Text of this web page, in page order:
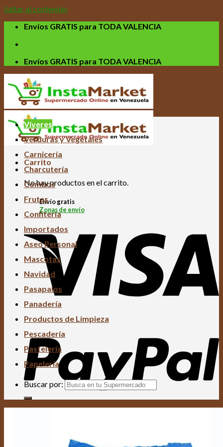
Saltar al contenido
Envíos GRATIS para TODA VALENCIA
Envíos GRATIS para TODA VALENCIA
Carrito
No hay productos en el carrito.
Envío gratis
Zonas de envío
Víveres
Verduras y Vegetales
Carnicería
Charcutería
Combos
Frutas
Confitería
Importados
Aseo Personal
Mascotas
Navidad
Pasapalos
Panadería
Productos de Limpieza
Pescadería
Pastelería
Papelería
Buscar por: